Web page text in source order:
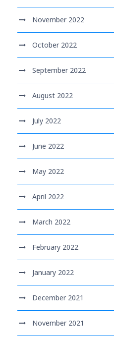
November 2022
October 2022
September 2022
August 2022
July 2022
June 2022
May 2022
April 2022
March 2022
February 2022
January 2022
December 2021
November 2021